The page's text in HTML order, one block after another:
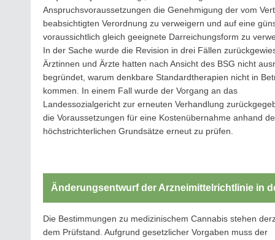
Anspruchsvoraussetzungen die Genehmigung der vom
beabsichtigten Verordnung zu verweigern und auf eine
voraussichtlich gleich geeignete Darreichungsform zu
In der Sache wurde die Revision in drei Fällen
Ärztinnen und Ärzte hatten nach Ansicht des BSG nicht
begründet, warum denkbare Standardtherapien nicht in
kommen. In einem Fall wurde der Vorgang an das
Landessozialgericht zur erneuten Verhandlung
die Voraussetzungen für eine Kostenübernahme anhand
höchstrichterlichen Grundsätze erneut zu prüfen.
Änderungsentwurf der Arzneimittelrichtlinie in
Die Bestimmungen zu medizinischem Cannabis stehen
dem Prüfstand. Aufgrund gesetzlicher Vorgaben muss der